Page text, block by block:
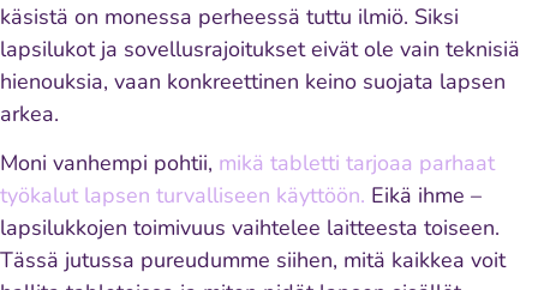
käsistä on monessa perheessä tuttu ilmiö. Siksi
lapsilukot ja sovellusrajoitukset eivät ole vain teknisiä
hienouksia, vaan konkreettinen keino suojata lapsen
arkea.
Moni vanhempi pohtii, mikä tabletti tarjoaa parhaat
työkalut lapsen turvalliseen käyttöön. Eikä ihme –
lapsilukkojen toimivuus vaihtelee laitteesta toiseen.
Tässä jutussa pureudumme siihen, mitä kaikkea voit